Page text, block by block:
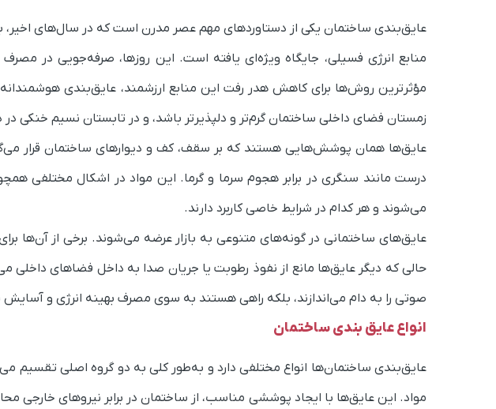
عایق‌بندی ساختمان یکی از دستاوردهای مهم عصر مدرن است که در سال‌های
منابع انرژی فسیلی، جایگاه ویژه‌ای یافته است. این روزها، صرفه‌جویی در مصرف
مؤثرترین روش‌ها برای کاهش هدر رفت این منابع ارزشمند، عایق‌بندی
زمستان فضای داخلی ساختمان گرم‌تر و دلپذیرتر باشد، و در تابستان نسیم خنکی
عایق‌ها همان پوشش‌هایی هستند که بر سقف، کف و دیوارهای ساختمان قرار
درست مانند سنگری در برابر هجوم سرما و گرما. این مواد در اشکال مختلفی
می‌شوند و هر کدام در شرایط خاصی کاربرد دارند.
عایق‌های ساختمانی در گونه‌های متنوعی به بازار عرضه می‌شوند. برخی از آن‌ها برای
حالی که دیگر عایق‌ها مانع از نفوذ رطوبت یا جریان صدا به داخل فضاهای داخلی
صوتی را به دام می‌اندازند، بلکه راهی هستند به سوی مصرف بهینه انرژی و آسایش
انواع عایق بندی ساختمان
عایق‌بندی ساختمان‌ها انواع مختلفی دارد و به‌طور کلی به دو گروه اصلی
مواد. این عایق‌ها با ایجاد پوششی مناسب، از ساختمان در برابر نیروهای خارجی